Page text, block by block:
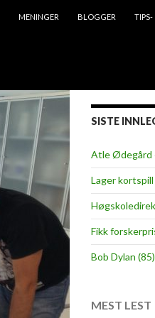
MENINGER BLOGGER TIPS-
SISTE
Atle Ødegård
Lager
Fikk
Bob Dylan
MEST LEST